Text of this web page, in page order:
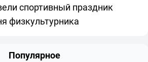
спортивный праздник
физкультурника
Популярное